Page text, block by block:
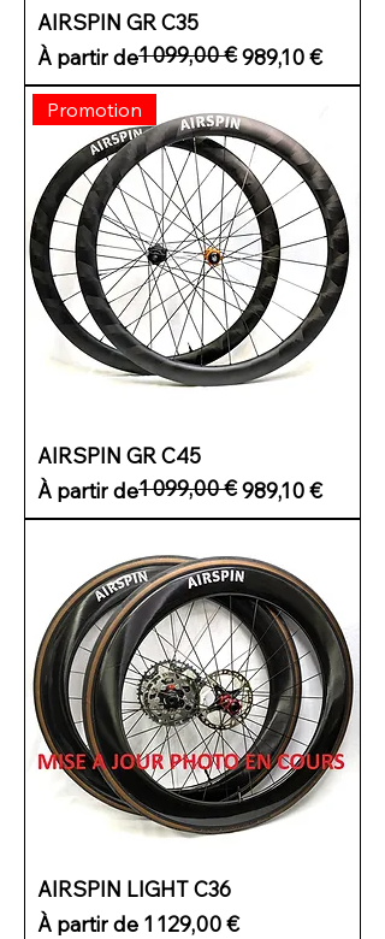
AIRSPIN GR C35
À partir de
Prix original1 099,00 €989,10 €
Prix promotionnel
Promotion
AIRSPIN GR C45
À partir de
Prix original1 099,00 €989,10 €
Prix promotionnel
AIRSPIN LIGHT C36
À partir de 1 129,00 €
Prix promotionnel